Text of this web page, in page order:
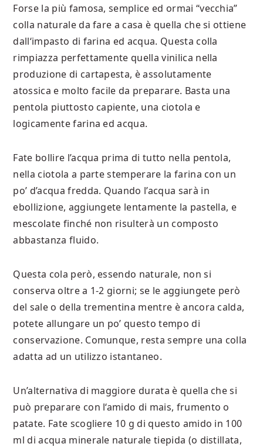
Forse la più famosa, semplice ed ormai “vecchia”
colla naturale da fare a casa è quella che si ottiene
dall‘impasto di farina ed acqua. Questa colla
rimpiazza perfettamente quella vinilica nella
produzione di cartapesta, è assolutamente
atossica e molto facile da preparare. Basta una
pentola piuttosto capiente, una ciotola e
logicamente farina ed acqua.
Fate bollire l’acqua prima di tutto nella pentola,
nella ciotola a parte stemperare la farina con un
po’ d’acqua fredda. Quando l’acqua sarà in
ebollizione, aggiungete lentamente la pastella, e
mescolate finché non risulterà un composto
abbastanza fluido.
Questa cola però, essendo naturale, non si
conserva oltre a 1-2 giorni; se le aggiungete però
del sale o della trementina mentre è ancora calda,
potete allungare un po’ questo tempo di
conservazione. Comunque, resta sempre una colla
adatta ad un utilizzo istantaneo.
Un’alternativa di maggiore durata è quella che si
può preparare con l‘amido di mais, frumento o
patate. Fate scogliere 10 g di questo amido in 100
ml di acqua minerale naturale tiepida (o distillata,